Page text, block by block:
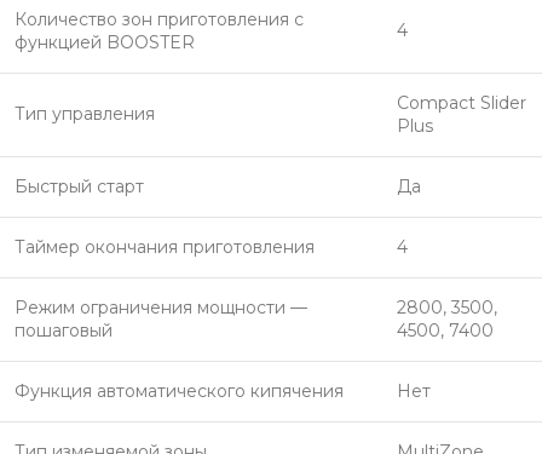
Количество зон приготовления с
функцией BOOSTER
4
Тип управления
Compact Slider
Plus
Быстрый старт Да
Таймер окончания приготовления 4
Режим ограничения мощности —
пошаговый
2800, 3500,
4500, 7400
Функция автоматического кипячения Нет